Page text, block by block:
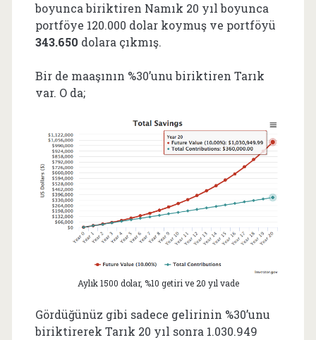
boyunca biriktiren Namık 20 yıl boyunca
portföye 120.000 dolar koymuş ve portföyü
343.650 dolara çıkmış.
Bir de maaşının %30’unu biriktiren Tarık
var. O da;
Aylık 1500 dolar, %10 getiri ve 20 yıl vade
Gördüğünüz gibi sadece gelirinin %30’unu
biriktirerek Tarık 20 yıl sonra 1.030.949